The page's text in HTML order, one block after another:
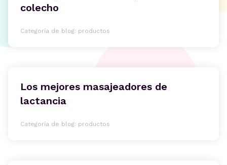
colecho
Categoría de blog: productos
Los mejores masajeadores de
lactancia
Categoría de blog: productos